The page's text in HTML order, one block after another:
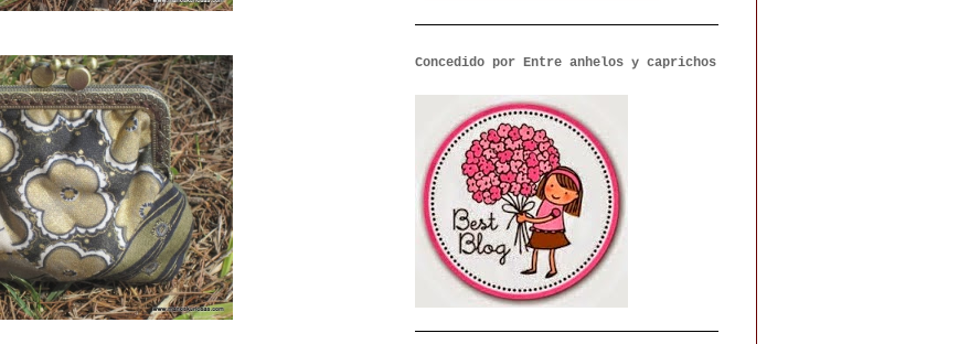
Concedido por Entre anhelos y caprichos